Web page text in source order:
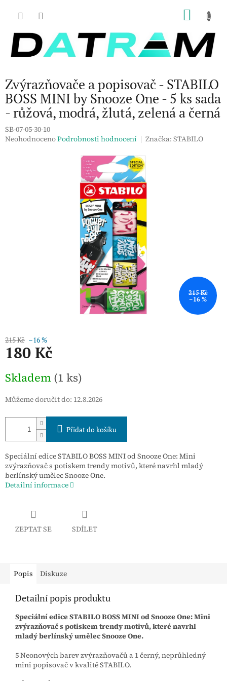
Zvýrazňovače a popisovač - STABILO
BOSS MINI by Snooze One - 5 ks sada
- růžová, modrá, žlutá, zelená a černá
SB-07-05-30-10
Průměrné
NeohodnocenoPodrobnosti hodnocení Značka:STABILO
215 Kč
–16 %
215 Kč –16 %
180 Kč
cena:
Skladem (1 ks)
Můžeme doručit do: 12.8.2026
Přidat do košíku
Speciální edice STABILO BOSS MINI od Snooze One: Mini
zvýrazňovač s potiskem trendy motivů, které navrhl mladý
berlínský umělec Snooze One.
Detailní informace
ZEPTAT SE SDÍLET
Popis Diskuze
Detailní popis produktu
Speciální edice STABILO BOSS MINI od Snooze One: Mini
zvýrazňovač s potiskem trendy motivů, které navrhl
mladý berlínský umělec Snooze One.
5 Neonových barev zvýrazňovačů a 1 černý, neprůhledný
mini popisovač v kvalitě STABILO.